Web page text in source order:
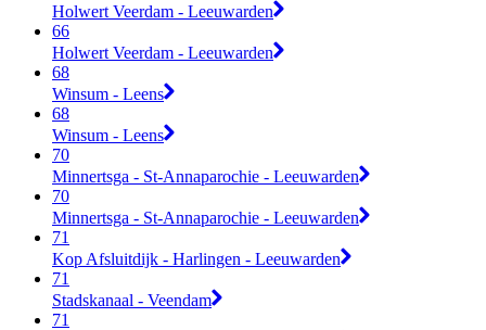
Holwert Veerdam - Leeuwarden
66
Holwert Veerdam - Leeuwarden
68
Winsum - Leens
68
Winsum - Leens
70
Minnertsga - St-Annaparochie - Leeuwarden
70
Minnertsga - St-Annaparochie - Leeuwarden
71
Kop Afsluitdijk - Harlingen - Leeuwarden
71
Stadskanaal - Veendam
71